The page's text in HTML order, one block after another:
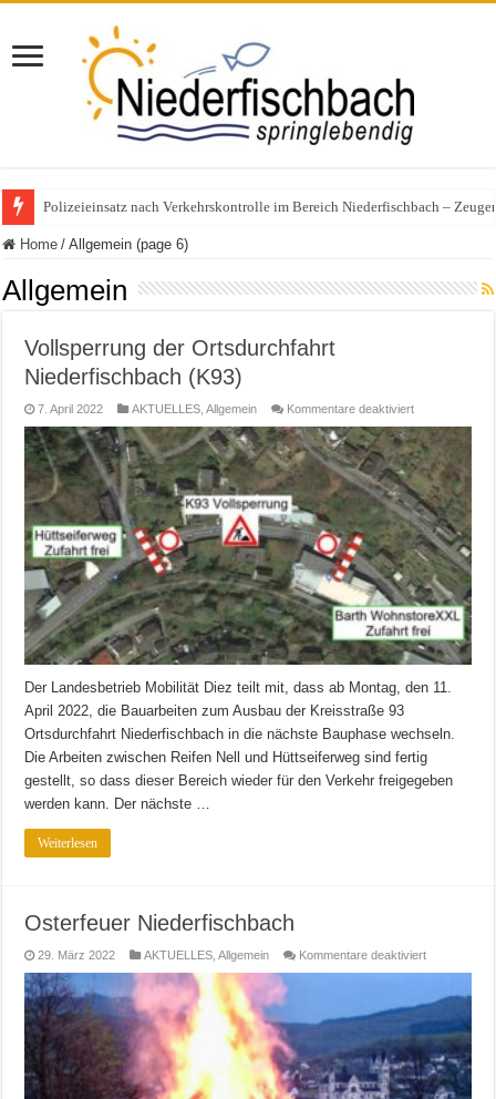
Polizeieinsatz nach Verkehrskontrolle im Bereich Niederfischbach –
Home / Allgemein (page 6)
Allgemein
Vollsperrung der Ortsdurchfahrt
Niederfischbach (K93)
7. April 2022 AKTUELLES ,Allgemein Kommentare deaktiviertfür
der
Ortsdurchfahrt
(K93)
Der Landesbetrieb Mobilität Diez teilt mit, dass ab Montag, den 11.
April 2022, die Bauarbeiten zum Ausbau der Kreisstraße 93
Ortsdurchfahrt Niederfischbach in die nächste Bauphase wechseln.
Die Arbeiten zwischen Reifen Nell und Hüttseiferweg sind fertig
gestellt, so dass dieser Bereich wieder für den Verkehr freigegeben
werden kann. Der nächste …
Weiterlesen
Osterfeuer Niederfischbach
29. März 2022 AKTUELLES ,Allgemein Kommentare deaktiviertfür